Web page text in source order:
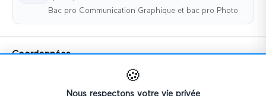
Bac pro Communication Graphique et bac pro Photo
Coordonnées
d.chretien.providence@orange.fr
+33329561777
🍪
Nous respectons votre vie privée